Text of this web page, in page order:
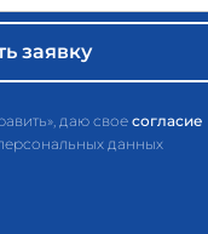
даю свое согласие
данных